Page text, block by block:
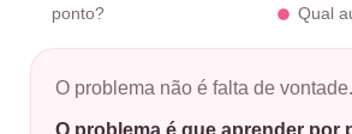
ponto?
Qual
O problema não é falta de vontade.
O problema é que aprender por